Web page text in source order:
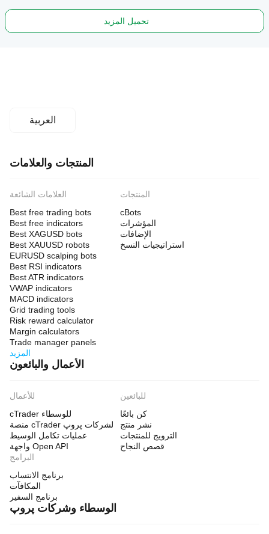
تحميل المزيد
العربية
المنتجات والعلامات
العلامات الشائعة
Best free trading bots
Best free indicators
Best XAGUSD bots
Best XAUUSD robots
EURUSD scalping bots
Best RSI indicators
Best ATR indicators
VWAP indicators
MACD indicators
Grid trading tools
Risk reward calculator
Margin calculators
Trade manager panels
المزيد
المنتجات
cBots
المؤشرات
الإضافات
استراتيجيات النسخ
الأعمال والبائعون
للأعمال
cTrader للوسطاء
منصة cTrader لشركات پروپ
عمليات تكامل الوسيط
واجهة Open API
للبائعين
كن بائعًا
نشر منتج
الترويج للمنتجات
قصص النجاح
البرامج
برنامج الانتساب
المكافآت
برنامج السفير
الوسطاء وشركات پروپ